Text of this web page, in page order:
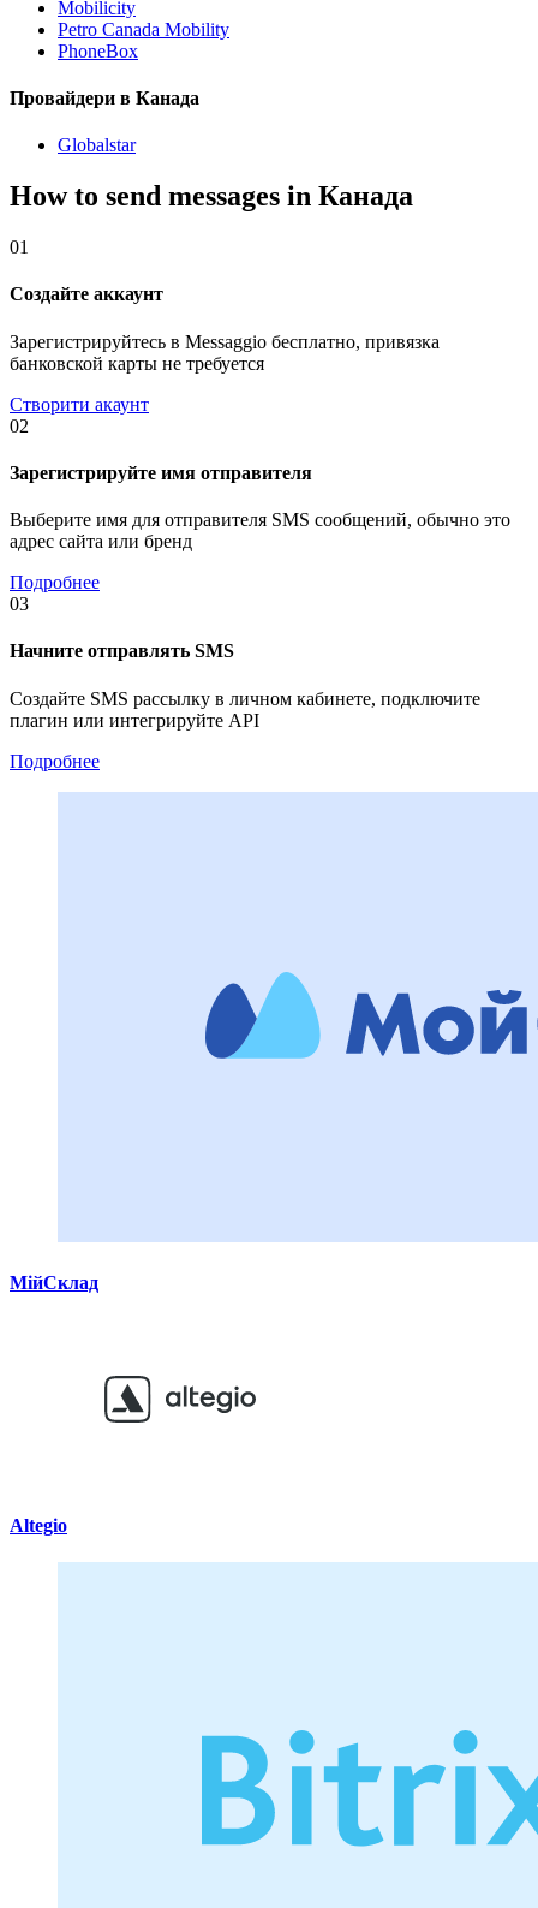
Mobilicity
Petro Canada Mobility
PhoneBox
Провайдери в Канада
Globalstar
How to send messages in Канада
01
Создайте аккаунт
Зарегистрируйтесь в Messaggio бесплатно, привязка
банковской карты не требуется
Створити акаунт
02
Зарегистрируйте имя отправителя
Выберите имя для отправителя SMS сообщений, обычно это
адрес сайта или бренд
Подробнее
03
Начните отправлять SMS
Создайте SMS рассылку в личном кабинете, подключите
плагин или интегрируйте API
Подробнее
МійСклад
Altegio